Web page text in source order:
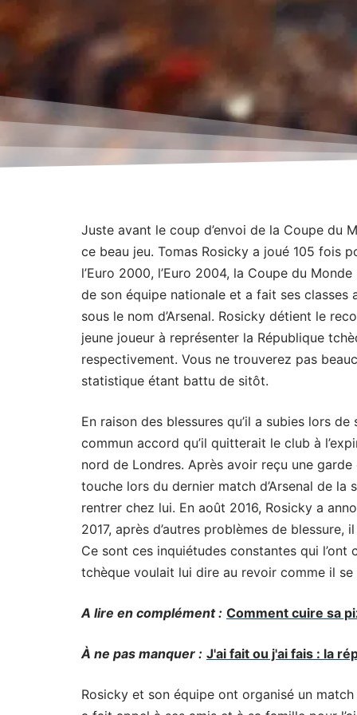
Juste avant le coup d’envoi de la Coupe du
ce beau jeu. Tomas Rosicky a joué 105 fois
l’Euro 2000, l’Euro 2004, la Coupe du
de son équipe nationale et a fait ses classes
sous le nom d’Arsenal. Rosicky détient le
jeune joueur à représenter la République
respectivement. Vous ne trouverez pas
statistique étant battu de sitôt.
En raison des blessures qu’il a subies lors
commun accord qu’il quitterait le club à
nord de Londres. Après avoir reçu une
touche lors du dernier match d’Arsenal de
rentrer chez lui. En août 2016, Rosicky a
2017, après d’autres problèmes de
Ce sont ces inquiétudes constantes qui
tchèque voulait lui dire au revoir comme il
A lire en complément : Comment cuire sa
À ne pas manquer : J'ai fait ou j'ai fais : la
Rosicky et son équipe ont organisé un